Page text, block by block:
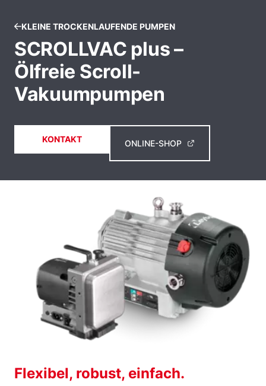
KLEINE TROCKENLAUFENDE PUMPEN
SCROLLVAC plus –
Ölfreie Scroll-
Vakuumpumpen
KONTAKT ONLINE-SHOP
Flexibel, robust, einfach.